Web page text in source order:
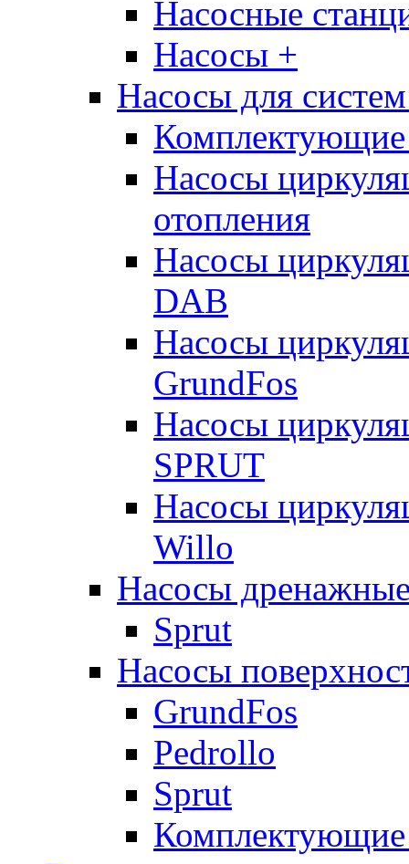
Насосные
Насосы +
Насосы для
Комплектующие
Насосы
отопления
Насосы
DAB
Насосы
GrundFos
Насосы
SPRUT
Насосы
Willo
Насосы
Sprut
Насосы
GrundFos
Pedrollo
Sprut
Комплектующие